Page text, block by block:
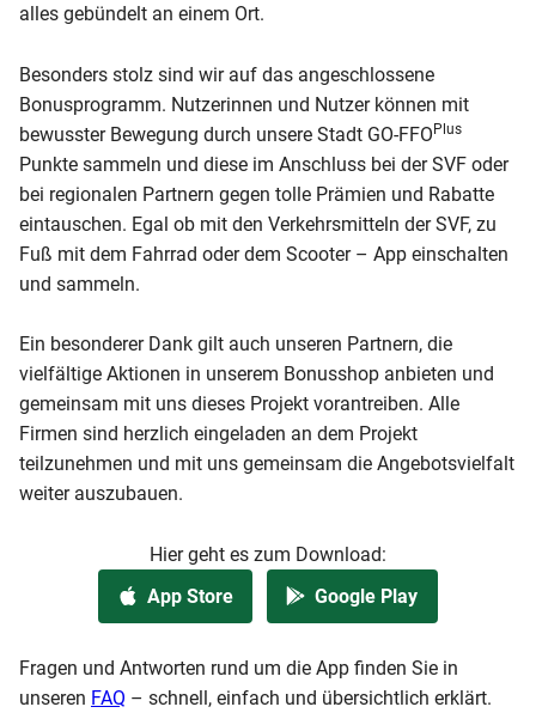
alles gebündelt an einem Ort.
Besonders stolz sind wir auf das angeschlossene
Bonusprogramm. Nutzerinnen und Nutzer können mit
bewusster Bewegung durch unsere Stadt GO-FFOPlus
Punkte sammeln und diese im Anschluss bei der SVF oder
bei regionalen Partnern gegen tolle Prämien und Rabatte
eintauschen. Egal ob mit den Verkehrsmitteln der SVF, zu
Fuß mit dem Fahrrad oder dem Scooter – App einschalten
und sammeln.
Ein besonderer Dank gilt auch unseren Partnern, die
vielfältige Aktionen in unserem Bonusshop anbieten und
gemeinsam mit uns dieses Projekt vorantreiben. Alle
Firmen sind herzlich eingeladen an dem Projekt
teilzunehmen und mit uns gemeinsam die Angebotsvielfalt
weiter auszubauen.
Hier geht es zum Download:
App Store
Google Play
Fragen und Antworten rund um die App finden Sie in
unseren FAQ – schnell, einfach und übersichtlich erklärt.